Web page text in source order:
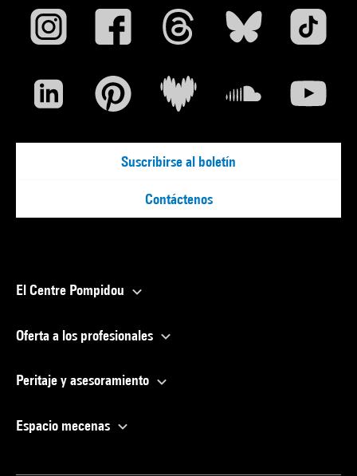
Suscribirse al boletín
Contáctenos
El Centre Pompidou
Oferta a los profesionales
Peritaje y asesoramiento
Espacio mecenas